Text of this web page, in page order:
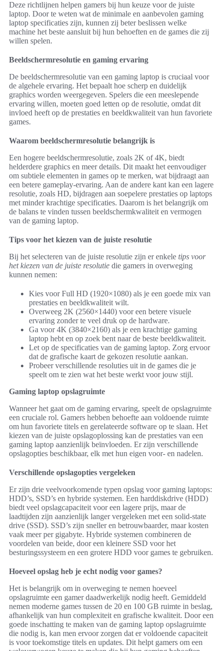
Deze richtlijnen helpen gamers bij hun keuze voor de juiste
laptop. Door te weten wat de minimale en aanbevolen gaming
laptop specificaties zijn, kunnen zij beter beslissen welke
machine het beste aansluit bij hun behoeften en de games die zij
willen spelen.
Beeldschermresolutie en gaming ervaring
De beeldschermresolutie van een gaming laptop is cruciaal voor
de algehele ervaring. Het bepaalt hoe scherp en duidelijk
graphics worden weergegeven. Spelers die een meeslepende
ervaring willen, moeten goed letten op de resolutie, omdat dit
invloed heeft op de prestaties en beeldkwaliteit van hun favoriete
games.
Waarom beeldschermresolutie belangrijk is
Een hogere beeldschermresolutie, zoals 2K of 4K, biedt
helderdere graphics en meer details. Dit maakt het eenvoudiger
om subtiele elementen in games op te merken, wat bijdraagt aan
een betere gameplay-ervaring. Aan de andere kant kan een lagere
resolutie, zoals HD, bijdragen aan soepelere prestaties op laptops
met minder krachtige specificaties. Daarom is het belangrijk om
de balans te vinden tussen beeldschermkwaliteit en vermogen
van de gaming laptop.
Tips voor het kiezen van de juiste resolutie
Bij het selecteren van de juiste resolutie zijn er enkele tips voor
het kiezen van de juiste resolutie die gamers in overweging
kunnen nemen:
Kies voor Full HD (1920×1080) als je een goede mix van
prestaties en beeldkwaliteit wilt.
Overweeg 2K (2560×1440) voor een betere visuele
ervaring zonder te veel druk op de hardware.
Ga voor 4K (3840×2160) als je een krachtige gaming
laptop hebt en op zoek bent naar de beste beeldkwaliteit.
Let op de specificaties van de gaming laptop. Zorg ervoor
dat de grafische kaart de gekozen resolutie aankan.
Probeer verschillende resoluties uit in de games die je
speelt om te zien wat het beste werkt voor jouw stijl.
Gaming laptop opslagruimte
Wanneer het gaat om de gaming ervaring, speelt de opslagruimte
een cruciale rol. Gamers hebben behoefte aan voldoende ruimte
om hun favoriete titels en gerelateerde software op te slaan. Het
kiezen van de juiste opslagoplossing kan de prestaties van een
gaming laptop aanzienlijk beïnvloeden. Er zijn verschillende
opslagopties beschikbaar, elk met hun eigen voor- en nadelen.
Verschillende opslagopties vergeleken
Er zijn drie veelvoorkomende typen opslag voor gaming laptops:
HDD’s, SSD’s en hybride systemen. Een harddiskdrive (HDD)
biedt veel opslagcapaciteit voor een lagere prijs, maar de
laadtijden zijn aanzienlijk langer vergeleken met een solid-state
drive (SSD). SSD’s zijn sneller en betrouwbaarder, maar kosten
vaak meer per gigabyte. Hybride systemen combineren de
voordelen van beide, door een kleinere SSD voor het
besturingssysteem en een grotere HDD voor games te gebruiken.
Hoeveel opslag heb je echt nodig voor games?
Het is belangrijk om in overweging te nemen hoeveel
opslagruimte een gamer daadwerkelijk nodig heeft. Gemiddeld
nemen moderne games tussen de 20 en 100 GB ruimte in beslag,
afhankelijk van hun complexiteit en grafische kwaliteit. Door een
goede inschatting te maken van de gaming laptop opslagruimte
die nodig is, kan men ervoor zorgen dat er voldoende capaciteit
is voor toekomstige titels en updates. Dit helpt gamers om een